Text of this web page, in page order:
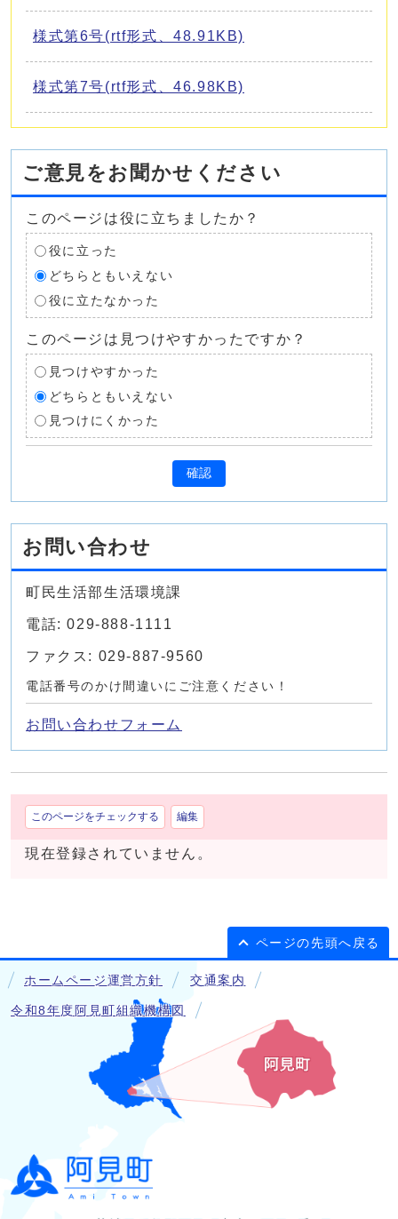
様式第6号(rtf形式、48.91KB)
様式第7号(rtf形式、46.98KB)
ご意見をお聞かせください
このページは役に立ちましたか？
役に立った
どちらともいえない
役に立たなかった
このページは見つけやすかったですか？
見つけやすかった
どちらともいえない
見つけにくかった
確認
お問い合わせ
町民生活部生活環境課
電話: 029-888-1111
ファクス: 029-887-9560
電話番号のかけ間違いにご注意ください！
お問い合わせフォーム
このページをチェックする 編集
現在登録されていません。
ページの先頭へ戻る
ホームページ運営方針 交通案内
令和8年度阿見町組織機構図